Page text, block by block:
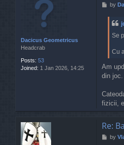
c
n
r
Dacicus Geometricus
Headcrab
Posts: 53
Joined: 1 Jan 2026, 14:25
Pby
Se
Cu
Am
din joc.
fizicii,
Re:
Pby